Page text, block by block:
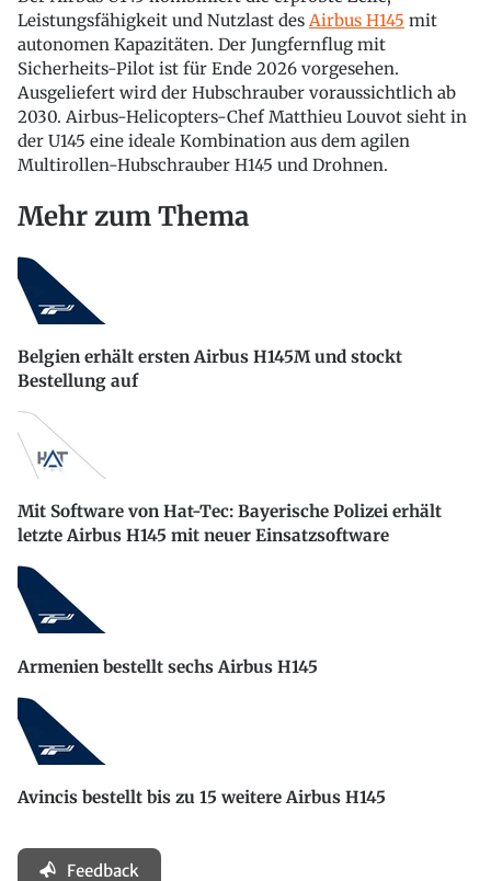
Leistungsfähigkeit und Nutzlast des Airbus H145 mit
autonomen Kapazitäten. Der Jungfernflug mit
Sicherheits-Pilot ist für Ende 2026 vorgesehen.
Ausgeliefert wird der Hubschrauber voraussichtlich ab
2030. Airbus-Helicopters-Chef Matthieu Louvot sieht in
der U145 eine ideale Kombination aus dem agilen
Multirollen-Hubschrauber H145 und Drohnen.
Mehr zum Thema
Belgien erhält ersten Airbus H145M und stockt
Bestellung auf
Mit Software von Hat-Tec: Bayerische Polizei erhält
letzte Airbus H145 mit neuer Einsatzsoftware
Armenien bestellt sechs Airbus H145
Avincis bestellt bis zu 15 weitere Airbus H145
Feedback